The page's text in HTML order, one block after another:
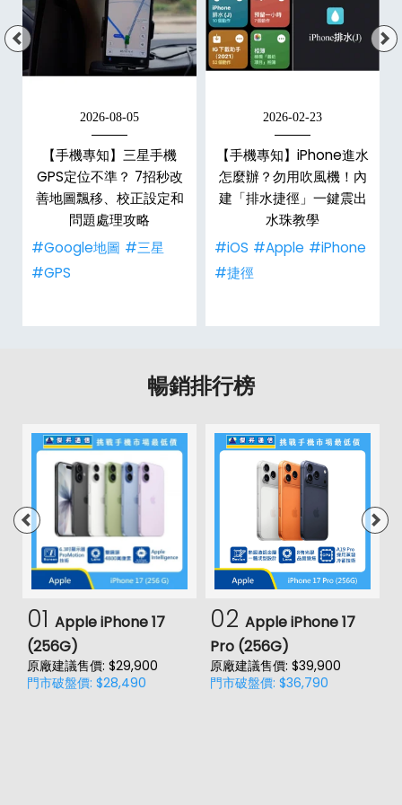
2026-08-05
【手機專知】三星手機
GPS定位不準？ 7招秒改
善地圖飄移、校正設定和
問題處理攻略
#Google地圖 #三星
#GPS
2026-02-23
【手機專知】iPhone進水
怎麼辦？勿用吹風機！內
建「排水捷徑」一鍵震出
水珠教學
#iOS #Apple #iPhone
#捷徑
暢銷排行榜
01 Apple iPhone 17
(256G)
原廠建議售價: $29,900
門市破盤價: $28,490
02 Apple iPhone 17
Pro (256G)
原廠建議售價: $39,900
門市破盤價: $36,790